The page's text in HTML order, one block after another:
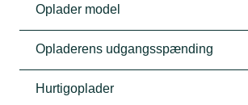
Oplader model
Opladerens udgangsspænding
Hurtigoplader